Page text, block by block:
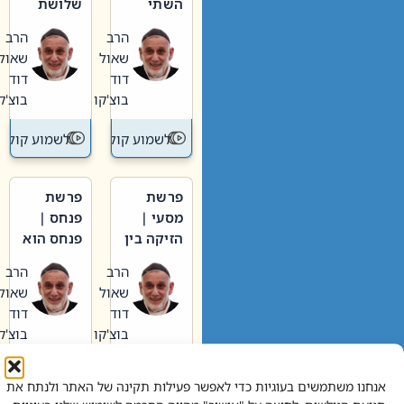
אנחנו משתמשים בעוגיות כדי לאפשר פעילות תקינה של האתר ולנתח את
וערב של
חיינו
הרב
שאול
דוד
בוצ'קו
לשמוע קול תורה – מדרש
האבות
הרב
שאול
דוד
בוצ'קו
לשמוע קול
פרשת
מסעי |
הזיקה בין
הגדול לעם הרב
שאול
דוד
בוצ'קו
לשמוע קול תורה – מדרש
פרשת
פנחס |
פנחס הוא
אליהו: בין
קנאות
הורסת
לקנאות
בונה
הרב
שאול
דוד
בוצ'קו
לשמוע קול